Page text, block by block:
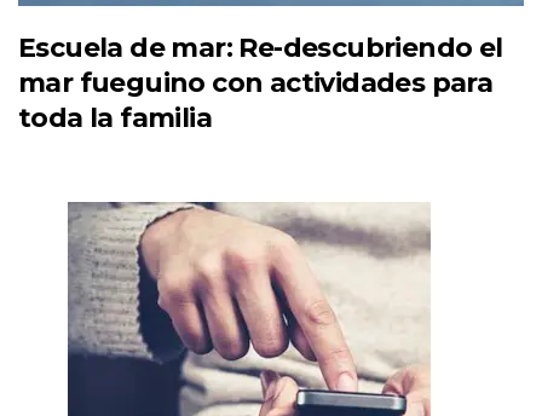
Escuela de mar: Re-descubriendo el
mar fueguino con actividades para
toda la familia